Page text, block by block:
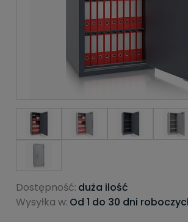
Dostępność: duża ilość
Wysyłka w: Od 1 do 30 dni